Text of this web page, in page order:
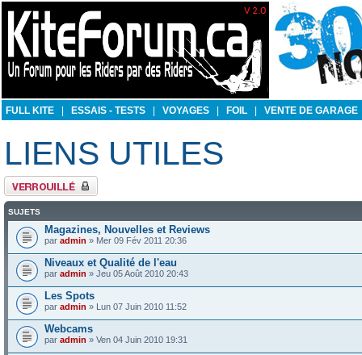
FULL KITE ESSAIS - TESTS VOYAGES FOIL VENTE DE GARAGE
LIENS UTILES
Forum verrouillé
SUJETS
Magazines, Nouvelles et Reviews
par admin » Mer 09 Fév 2011 20:36
Niveaux et Qualité de l'eau
par admin » Jeu 05 Août 2010 20:43
Les Spots
par admin » Lun 07 Juin 2010 11:52
Webcams
par admin » Ven 04 Juin 2010 19:31